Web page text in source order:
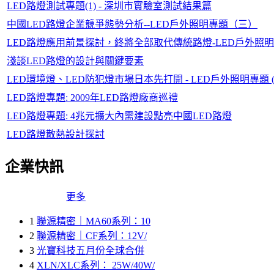
LED路燈測試專題(1) - 深圳市實驗室測試結果篇
中國LED路燈企業競爭態勢分析--LED戶外照明專題（三）
LED路燈應用前景探討，終將全部取代傳統路燈-LED戶外照明
淺談LED路燈的設計與關鍵要素
LED環境燈、LED防犯燈市場日本先打開 - LED戶外照明專題
LED路燈專題: 2009年LED路燈廠商巡禮
LED路燈專題: 4兆元擴大內需建設點亮中國LED路燈
LED路燈散熱設計探討
企業快訊
更多
1 聯源精密｜MA60系列：10
2 聯源精密｜CF系列：12V/
3 光寶科技五月份全球合併
4 XLN/XLC系列： 25W/40W/